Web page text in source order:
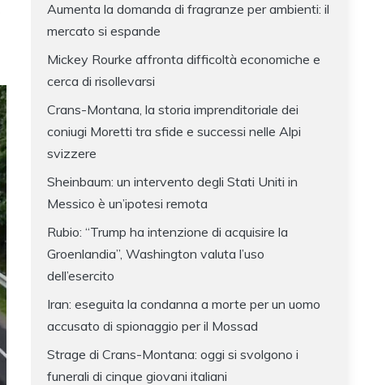
Aumenta la domanda di fragranze per ambienti: il
mercato si espande
Mickey Rourke affronta difficoltà economiche e
cerca di risollevarsi
Crans-Montana, la storia imprenditoriale dei
coniugi Moretti tra sfide e successi nelle Alpi
svizzere
Sheinbaum: un intervento degli Stati Uniti in
Messico è un’ipotesi remota
Rubio: “Trump ha intenzione di acquisire la
Groenlandia”, Washington valuta l’uso
dell’esercito
Iran: eseguita la condanna a morte per un uomo
accusato di spionaggio per il Mossad
Strage di Crans-Montana: oggi si svolgono i
funerali di cinque giovani italiani